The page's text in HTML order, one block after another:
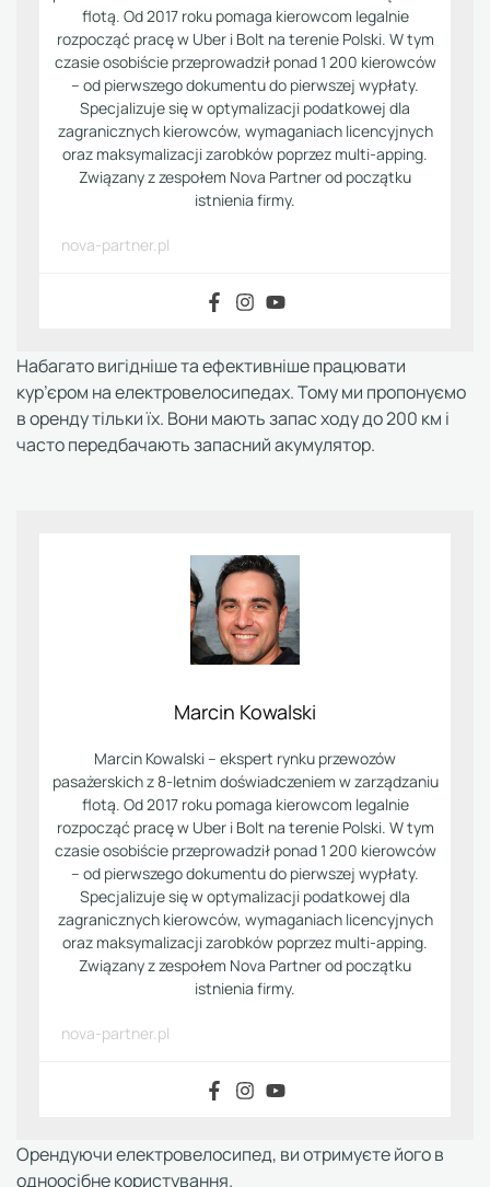
flotą. Od 2017 roku pomaga kierowcom legalnie
rozpocząć pracę w Uber i Bolt na terenie Polski. W tym
czasie osobiście przeprowadził ponad 1 200 kierowców
– od pierwszego dokumentu do pierwszej wypłaty.
Specjalizuje się w optymalizacji podatkowej dla
zagranicznych kierowców, wymaganiach licencyjnych
oraz maksymalizacji zarobków poprzez multi-apping.
Związany z zespołem Nova Partner od początku
istnienia firmy.
nova-partner.pl
Набагато вигідніше та ефективніше працювати
кур’єром на електровелосипедах. Тому ми пропонуємо
в оренду тільки їх. Вони мають запас ходу до 200 км і
часто передбачають запасний акумулятор.
Marcin Kowalski
Marcin Kowalski – ekspert rynku przewozów
pasażerskich z 8-letnim doświadczeniem w zarządzaniu
flotą. Od 2017 roku pomaga kierowcom legalnie
rozpocząć pracę w Uber i Bolt na terenie Polski. W tym
czasie osobiście przeprowadził ponad 1 200 kierowców
– od pierwszego dokumentu do pierwszej wypłaty.
Specjalizuje się w optymalizacji podatkowej dla
zagranicznych kierowców, wymaganiach licencyjnych
oraz maksymalizacji zarobków poprzez multi-apping.
Związany z zespołem Nova Partner od początku
istnienia firmy.
nova-partner.pl
Орендуючи електровелосипед, ви отримуєте його в
одноосібне користування.